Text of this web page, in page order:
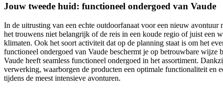
Jouw tweede huid: functioneel ondergoed van Vaude
In de uitrusting van een echte outdoorfanaat voor een nieuw
het trouwens niet belangrijk of de reis in een koude regio of juist een
klimaten. Ook het soort activiteit dat op de planning staat is om het
functioneel ondergoed van Vaude beschermt je op betrouwbare wijze
Vaude heeft seamless functioneel ondergoed in het assortiment.
verwerking, waarborgen de producten een optimale functionaliteit en
tijdens de meest intensieve avonturen.